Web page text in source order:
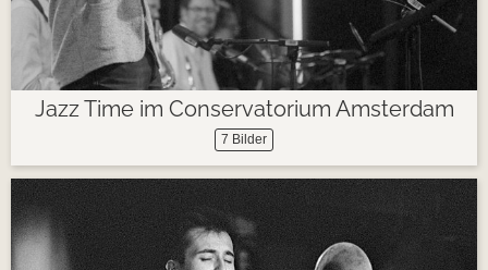
Jazz Time im Conservatorium Amsterdam
7 Bilder